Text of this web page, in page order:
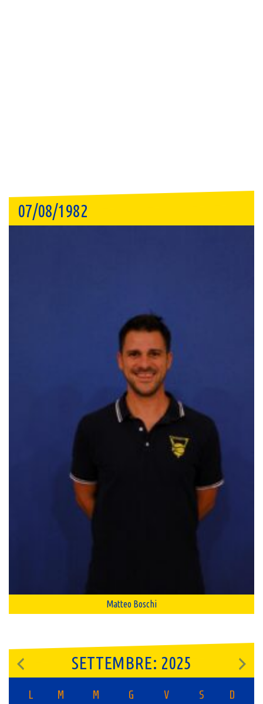
07/08/1982
Matteo Boschi
SETTEMBRE: 2025
L M M G V S D